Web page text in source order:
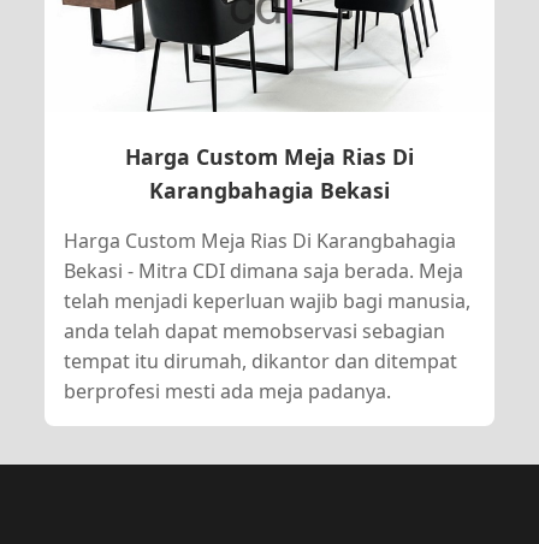
Harga Custom Meja Rias Di
Karangbahagia Bekasi
Harga Custom Meja Rias Di Karangbahagia
Bekasi - Mitra CDI dimana saja berada. Meja
telah menjadi keperluan wajib bagi manusia,
anda telah dapat memobservasi sebagian
tempat itu dirumah, dikantor dan ditempat
berprofesi mesti ada meja padanya.